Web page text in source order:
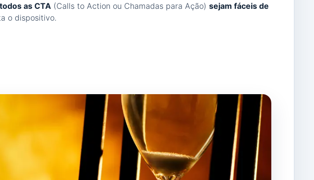
as CTA (Calls to Action ou Chamadas para Ação) sejam fáceis de
o dispositivo.